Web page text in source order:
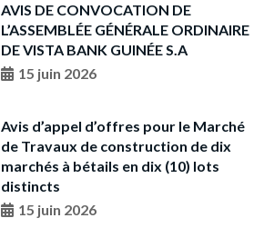
AVIS DE CONVOCATION DE
L’ASSEMBLÉE GÉNÉRALE ORDINAIRE
DE VISTA BANK GUINÉE S.A
15 juin 2026
Avis d’appel d’offres pour le Marché
de Travaux de construction de dix
marchés à bétails en dix (10) lots
distincts
15 juin 2026